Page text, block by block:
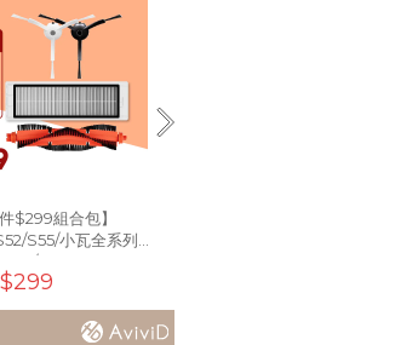
$299組合包】
S55/小瓦全系列通
SDJQR02RR
$299